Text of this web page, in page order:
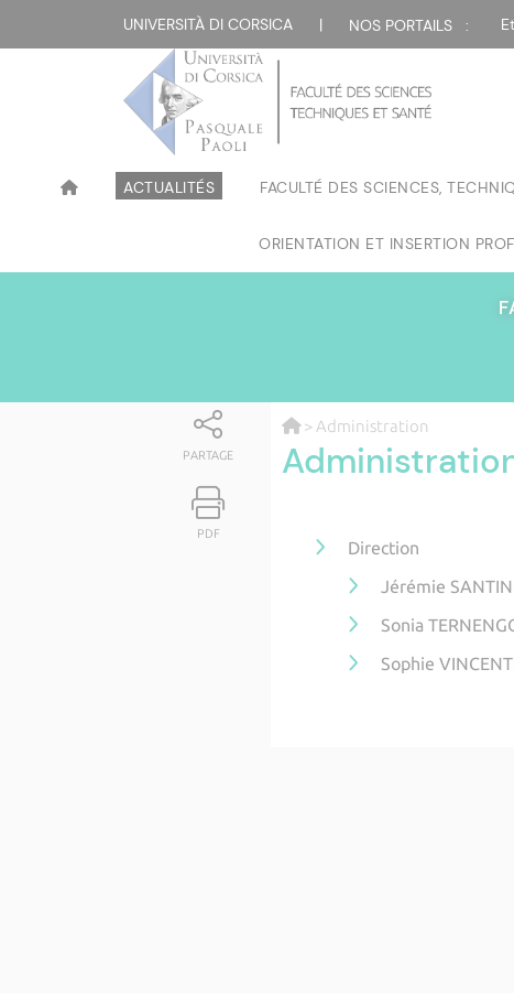
UNIVERSITÀ DI CORSICA | NOS PORTAILS :
ACTUALITÉS FACULTÉ DES SCIENCES,
ORIENTATION ET INSERTION
PARTAGE
PDF
> Administration
Direction
Jérémie
Sonia
Sophie